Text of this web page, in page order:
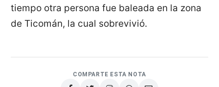
tiempo otra persona fue baleada en la zona
de Ticomán, la cual sobrevivió.
COMPARTE ESTA NOTA